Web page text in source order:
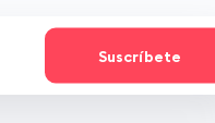
Suscríbete